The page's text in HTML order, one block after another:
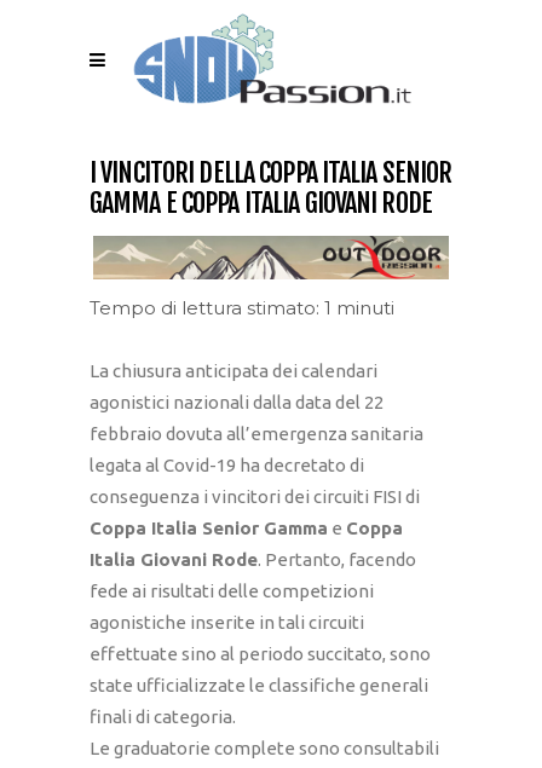
I VINCITORI DELLA COPPA ITALIA SENIOR
GAMMA E COPPA ITALIA GIOVANI RODE
Tempo di lettura stimato: 1 minuti
La chiusura anticipata dei calendari
agonistici nazionali dalla data del 22
febbraio dovuta all’emergenza sanitaria
legata al Covid-19 ha decretato di
conseguenza i vincitori dei circuiti FISI di
Coppa Italia Senior Gamma e Coppa
Italia Giovani Rode. Pertanto, facendo
fede ai risultati delle competizioni
agonistiche inserite in tali circuiti
effettuate sino al periodo succitato, sono
state ufficializzate le classifiche generali
finali di categoria.
Le graduatorie complete sono consultabili